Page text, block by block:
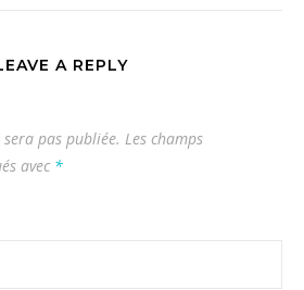
A REPLY
pas publiée. Les champs
avec *